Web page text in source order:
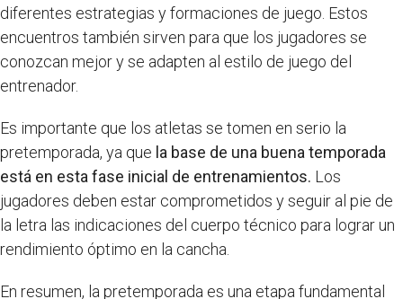
diferentes estrategias y formaciones de juego. Estos
encuentros también sirven para que los jugadores se
conozcan mejor y se adapten al estilo de juego del
entrenador.
Es importante que los atletas se tomen en serio la
pretemporada, ya que la base de una buena temporada
está en esta fase inicial de entrenamientos. Los
jugadores deben estar comprometidos y seguir al pie de
la letra las indicaciones del cuerpo técnico para lograr un
rendimiento óptimo en la cancha.
En resumen, la pretemporada es una etapa fundamental